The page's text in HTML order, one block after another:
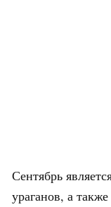
Сентябрь
ураганов, а